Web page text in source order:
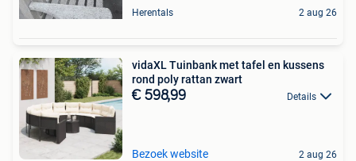
Herentals 2 aug 26
vidaXL Tuinbank met tafel en kussens
rond poly rattan zwart
€ 598,99 Details
Bezoek website 2 aug 26